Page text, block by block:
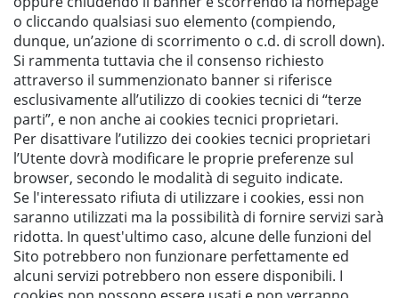
o cliccando qualsiasi suo elemento (compiendo,
dunque, un’azione di scorrimento o c.d. di scroll down).
Si rammenta tuttavia che il consenso richiesto
attraverso il summenzionato banner si riferisce
esclusivamente all’utilizzo di cookies tecnici di “terze
parti”, e non anche ai cookies tecnici proprietari.
Per disattivare l’utilizzo dei cookies tecnici proprietari
l’Utente dovrà modificare le proprie preferenze sul
browser, secondo le modalità di seguito indicate.
Se l'interessato rifiuta di utilizzare i cookies, essi non
saranno utilizzati ma la possibilità di fornire servizi sarà
ridotta. In quest'ultimo caso, alcune delle funzioni del
Sito potrebbero non funzionare perfettamente ed
alcuni servizi potrebbero non essere disponibili. I